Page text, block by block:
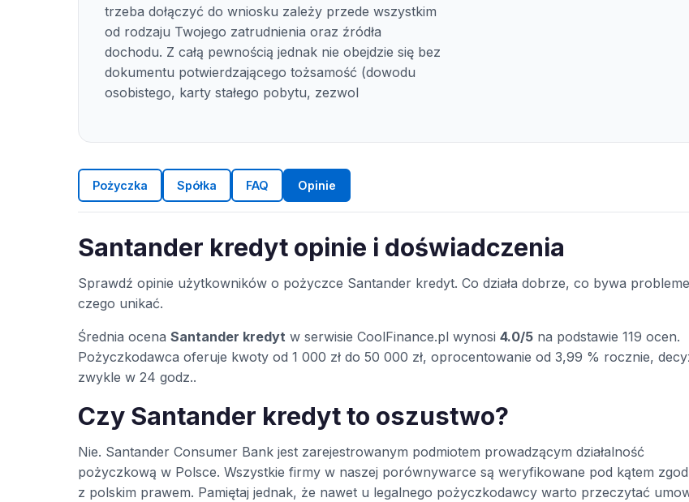
trzeba dołączyć do wniosku zależy przede wszystkim
od rodzaju Twojego zatrudnienia oraz źródła
dochodu. Z całą pewnością jednak nie obejdzie się bez
dokumentu potwierdzającego tożsamość (dowodu
osobistego, karty stałego pobytu, zezwol
Pożyczka Spółka FAQ Opinie
Santander kredyt opinie i doświadczenia
Sprawdź opinie użytkowników o pożyczce Santander kredyt. Co działa dobrze, co bywa
czego unikać.
Średnia ocena Santander kredyt w serwisie CoolFinance.pl wynosi 4.0/5 na podstawie 119 ocen.
Pożyczkodawca oferuje kwoty od 1 000 zł do 50 000 zł, oprocentowanie od 3,99 % rocznie,
zwykle w 24 godz..
Czy Santander kredyt to oszustwo?
Nie. Santander Consumer Bank jest zarejestrowanym podmiotem prowadzącym działalność
pożyczkową w Polsce. Wszystkie firmy w naszej porównywarce są weryfikowane pod kątem
z polskim prawem. Pamiętaj jednak, że nawet u legalnego pożyczkodawcy warto przeczytać